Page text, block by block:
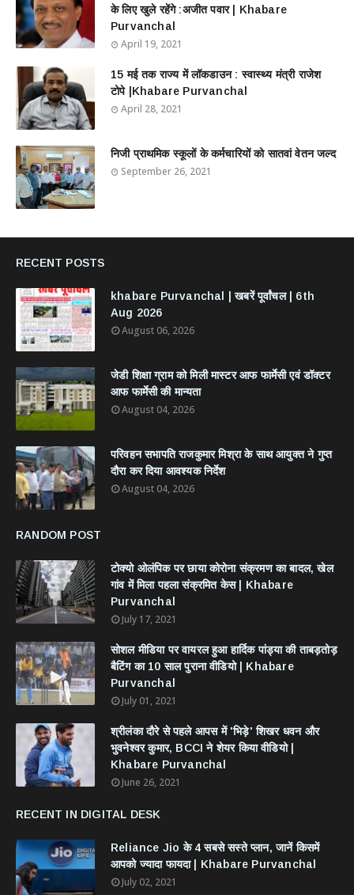
के लिए खुले रहेंगे :अजीत पवार | Khabare
Purvanchal
April 19, 2021
15 मई तक राज्य में लॉकडाउन : स्वास्थ्य मंत्री राजेश
टोपे |Khabare Purvanchal
April 28, 2021
निजी प्राथमिक स्कूलों के कर्मचारियों को सातवां वेतन जल्द
September 26, 2021
RECENT POSTS
khabare Purvanchal | खबरें पूर्वांचल | 6th
Aug 2026
August 06, 2026
जेडी शिक्षा ग्राम को मिली मास्टर आफ फार्मेसी एवं डॉक्टर
आफ फार्मेसी की मान्यता
August 04, 2026
परिवहन सभापति राजकुमार मिश्रा के साथ आयुक्त ने गुप्त
दौरा कर दिया आवश्यक निर्देश
August 04, 2026
RANDOM POST
टोक्यो ओलंपिक पर छाया कोरोना संक्रमण का बादल, खेल
गांव में मिला पहला संक्रमित केस | Khabare
Purvanchal
July 17, 2021
सोशल मीडिया पर वायरल हुआ हार्दिक पांड्या की ताबड़तोड़
बैटिंग का 10 साल पुराना वीडियो | Khabare
Purvanchal
July 01, 2021
श्रीलंका दौरे से पहले आपस में 'भिड़े' शिखर धवन और
भुवनेश्वर कुमार, BCCI ने शेयर किया वीडियो |
Khabare Purvanchal
June 26, 2021
RECENT IN DIGITAL DESK
Reliance Jio के 4 सबसे सस्ते प्लान, जानें किसमें
आपको ज्यादा फायदा | Khabare Purvanchal
July 02, 2021